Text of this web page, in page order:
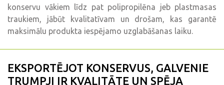
konservu vākiem līdz pat polipropilēna jeb plastmasas
traukiem, jābūt kvalitatīvam un drošam, kas garantē
maksimālu produkta iespējamo uzglabāšanas laiku.
EKSPORTĒJOT KONSERVUS, GALVENIE
TRUMPJI IR KVALITĀTE UN SPĒJA